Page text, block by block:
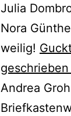
Julia
Nora
wei­lig!
Andrea